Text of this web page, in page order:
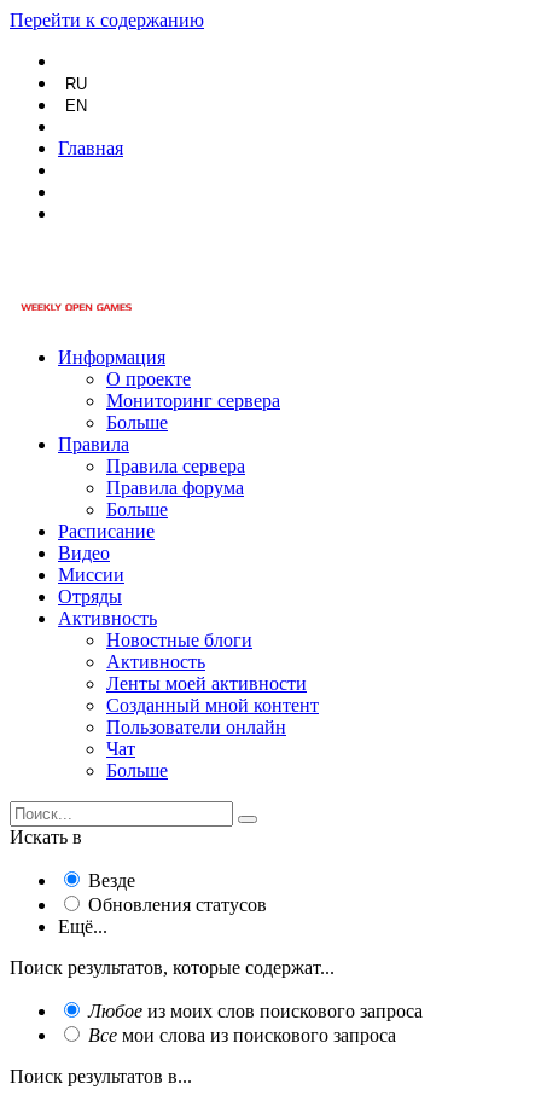
Перейти к содержанию
RU
EN
Главная
Информация
О проекте
Мониторинг сервера
Больше
Правила
Правила сервера
Правила форума
Больше
Расписание
Видео
Миссии
Отряды
Активность
Новостные блоги
Активность
Ленты моей активности
Созданный мной контент
Пользователи онлайн
Чат
Больше
Искать в
Везде
Обновления статусов
Ещё...
Поиск результатов, которые содержат...
Любое из моих слов поискового запроса
Все мои слова из поискового запроса
Поиск результатов в...